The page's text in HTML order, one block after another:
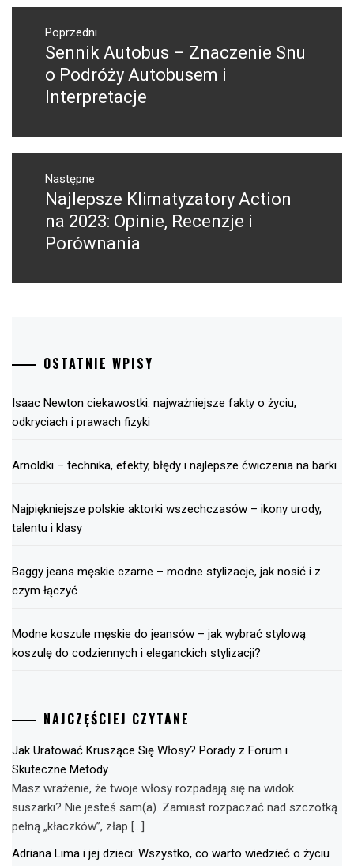
Nawigacja
wpisuPoprzedni
Poprzedni
wpis:
Sennik Autobus – Znaczenie Snu
o Podróży Autobusem i
Interpretacje
Następne
Następny
post:
Najlepsze Klimatyzatory Action
na 2023: Opinie, Recenzje i
Porównania
OSTATNIE WPISY
Isaac Newton ciekawostki: najważniejsze fakty o życiu,
odkryciach i prawach fizyki
Arnoldki – technika, efekty, błędy i najlepsze ćwiczenia na barki
Najpiękniejsze polskie aktorki wszechczasów – ikony urody,
talentu i klasy
Baggy jeans męskie czarne – modne stylizacje, jak nosić i z
czym łączyć
Modne koszule męskie do jeansów – jak wybrać stylową
koszulę do codziennych i eleganckich stylizacji?
NAJCZĘŚCIEJ CZYTANE
Jak Uratować Kruszące Się Włosy? Porady z Forum i
Skuteczne Metody
Masz wrażenie, że twoje włosy rozpadają się na widok
suszarki? Nie jesteś sam(a). Zamiast rozpaczać nad szczotką
pełną „kłaczków”, złap […]
Adriana Lima i jej dzieci: Wszystko, co warto wiedzieć o życiu